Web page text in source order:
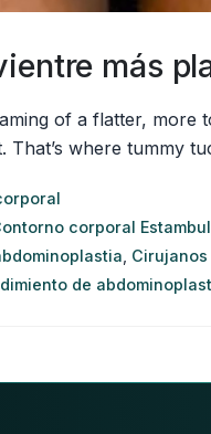
más
of a flatter, more
That’s where tummy
corporal Estambul
de